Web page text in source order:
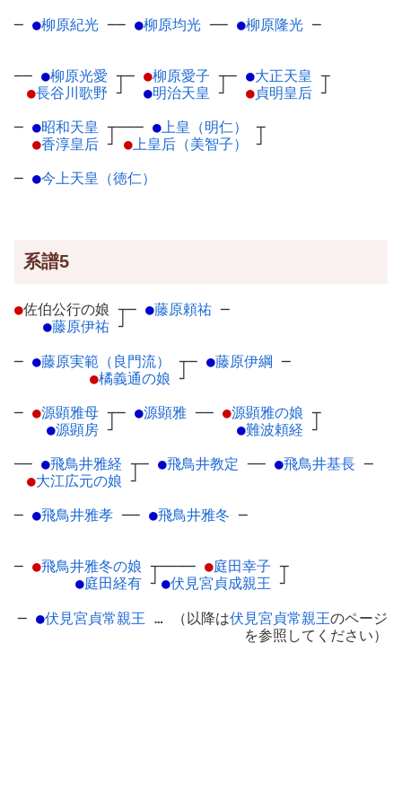
─ ●柳原紀光 ── ●柳原均光 ── ●柳原隆光 ─
── ●柳原光愛 ┬
●長谷川歌野 ┘
─ ●柳原愛子 ┬
●明治天皇 ┘
─ ●大正天皇 ┬
●貞明皇后 ┘
─ ●昭和天皇 ┬
●香淳皇后 ┘
─── ●上皇（明仁）
┬
●上皇后（美智子） ┘
─ ●今上天皇（徳仁）
系譜5
●佐伯公行の娘 ┬
●藤原伊祐 ┘
─ ●藤原頼祐 ─
─ ●藤原実範（良門流）
┬
●橘義通の娘 ┘
─ ●藤原伊綱 ─
─ ●源顕雅母 ┬
●源顕房 ┘
─ ●源顕雅 ── ●源顕雅の娘 ┬
●難波頼経 ┘
── ●飛鳥井雅経 ┬
●大江広元の娘 ┘
─ ●飛鳥井教定 ── ●飛鳥井基長 ─
─ ●飛鳥井雅孝 ── ●飛鳥井雅冬 ─
─ ●飛鳥井雅冬の娘 ┬
●庭田経有 ┘
──── ●庭田幸子 ┬
●伏見宮貞成親王 ┘
─ ●伏見宮貞常親王 … （以降は伏見宮貞常親王のページ
を参照してください）